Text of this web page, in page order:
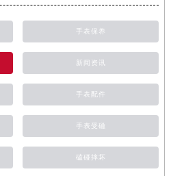
手表保养
新闻资讯
手表配件
手表受磁
磕碰摔坏